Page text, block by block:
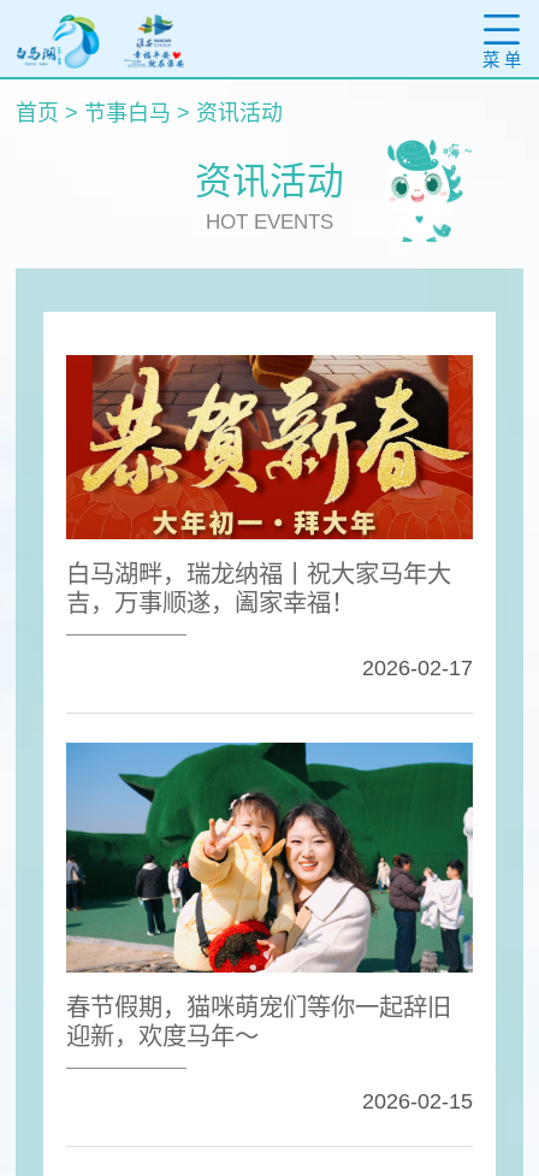
菜 单
首页 > 节事白马 > 资讯活动
资讯活动
HOT EVENTS
白马湖畔，瑞龙纳福丨祝大家马年大
吉，万事顺遂，阖家幸福！
2026-02-17
春节假期，猫咪萌宠们等你一起辞旧
迎新，欢度马年～
2026-02-15